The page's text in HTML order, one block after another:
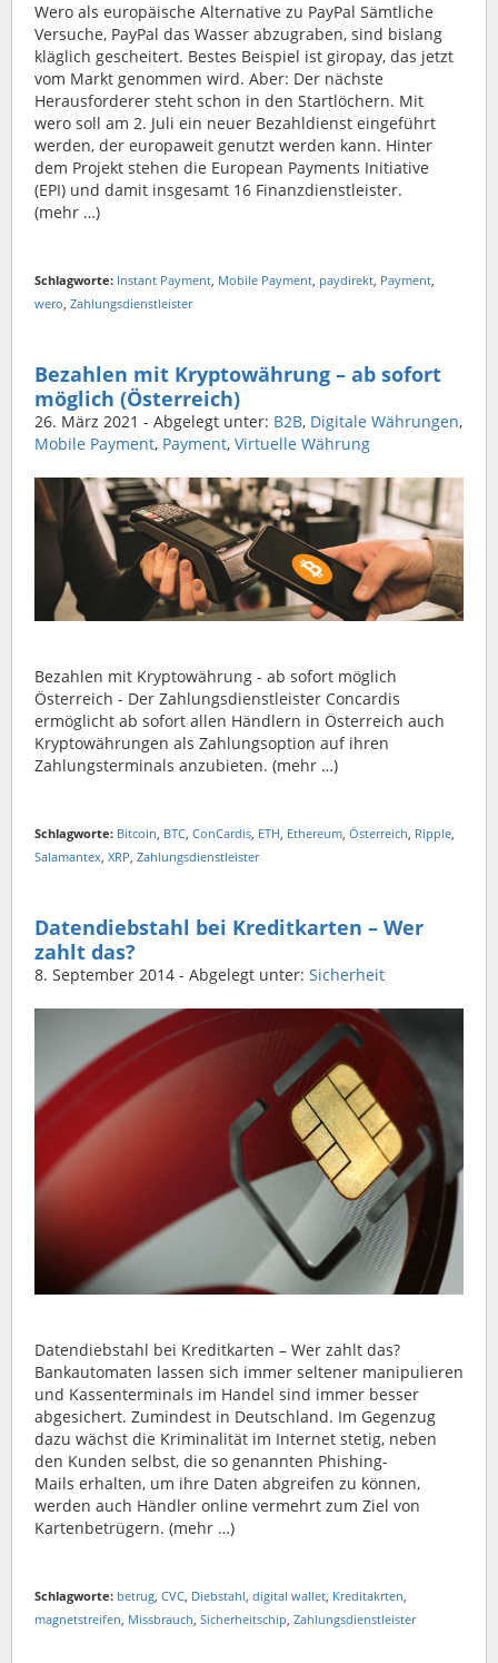
Wero als europäische Alternative zu PayPal Sämtliche
Versuche, PayPal das Wasser abzugraben, sind bislang
kläglich gescheitert. Bestes Beispiel ist giropay, das jetzt
vom Markt genommen wird. Aber: Der nächste
Herausforderer steht schon in den Startlöchern. Mit
wero soll am 2. Juli ein neuer Bezahldienst eingeführt
werden, der europaweit genutzt werden kann. Hinter
dem Projekt stehen die European Payments Initiative
(EPI) und damit insgesamt 16 Finanzdienstleister.
(mehr …)
Schlagworte: Instant Payment, Mobile Payment, paydirekt, Payment,
wero, Zahlungsdienstleister
Bezahlen mit Kryptowährung – ab sofort
möglich (Österreich)
26. März 2021 - Abgelegt unter: B2B, Digitale Währungen,
Mobile Payment, Payment, Virtuelle Währung
Bezahlen mit Kryptowährung - ab sofort möglich
Österreich - Der Zahlungsdienstleister Concardis
ermöglicht ab sofort allen Händlern in Österreich auch
Kryptowährungen als Zahlungsoption auf ihren
Zahlungsterminals anzubieten. (mehr …)
Schlagworte: Bitcoin BTC ConCardis ETH Ethereum Österreich Ripple
Salamantex XRP Zahlungsdienstleister
Datendiebstahl bei Kreditkarten – Wer
zahlt das?
8. September 2014 - Abgelegt unter: Sicherheit
Datendiebstahl bei Kreditkarten – Wer zahlt das?
Bankautomaten lassen sich immer seltener manipulieren
und Kassenterminals im Handel sind immer besser
abgesichert. Zumindest in Deutschland. Im Gegenzug
dazu wächst die Kriminalität im Internet stetig, neben
den Kunden selbst, die so genannten Phishing-
Mails erhalten, um ihre Daten abgreifen zu können,
werden auch Händler online vermehrt zum Ziel von
Kartenbetrügern. (mehr …)
Schlagworte: betrug CVC Diebstahl digital wallet Kreditakrten
magnetstreifen Missbrauch Sicherheitschip Zahlungsdienstleister